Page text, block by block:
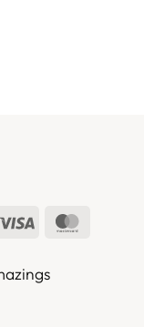
Visa